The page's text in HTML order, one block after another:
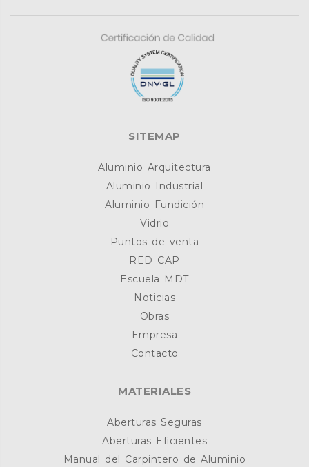
SITEMAP
Aluminio Arquitectura
Aluminio Industrial
Aluminio Fundición
Vidrio
Puntos de venta
RED CAP
Escuela MDT
Noticias
Obras
Empresa
Contacto
MATERIALES
Aberturas Seguras
Aberturas Eficientes
Manual del Carpintero de Aluminio